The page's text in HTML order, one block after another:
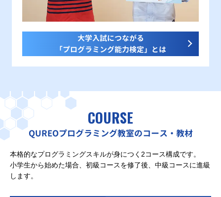
大学入試につながる
「プログラミング能力検定」とは
COURSE
QUREOプログラミング教室のコース・教材
本格的なプログラミングスキルが身につく2コース構成です。
小学生から始めた場合、初級コースを修了後、中級コースに進級
します。